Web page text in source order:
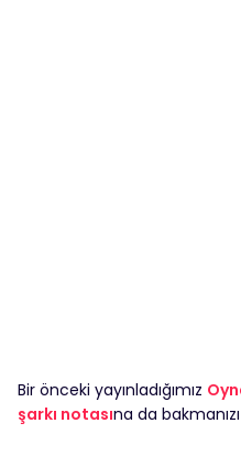
Bir önceki yayınladığımız
şarkı notasına da